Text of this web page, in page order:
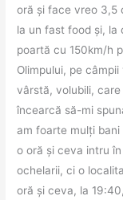
oră și face vreo 3,5
la un fast food și, la
poartă cu 150km/h
Olimpului, pe
vârstă, volubili,
încearcă să-mi
am foarte mulți bani
o oră și ceva intru
ochelarii, ci o
oră și ceva, la